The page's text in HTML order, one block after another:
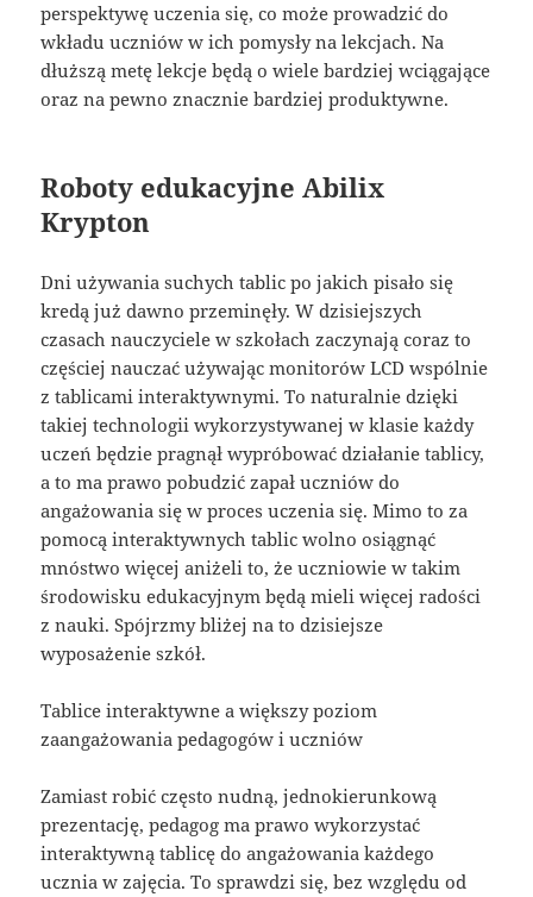
perspektywę uczenia się, co może prowadzić do
wkładu uczniów w ich pomysły na lekcjach. Na
dłuższą metę lekcje będą o wiele bardziej wciągające
oraz na pewno znacznie bardziej produktywne.
Roboty edukacyjne Abilix
Krypton
Dni używania suchych tablic po jakich pisało się
kredą już dawno przeminęły. W dzisiejszych
czasach nauczyciele w szkołach zaczynają coraz to
częściej nauczać używając monitorów LCD wspólnie
z tablicami interaktywnymi. To naturalnie dzięki
takiej technologii wykorzystywanej w klasie każdy
uczeń będzie pragnął wypróbować działanie tablicy,
a to ma prawo pobudzić zapał uczniów do
angażowania się w proces uczenia się. Mimo to za
pomocą interaktywnych tablic wolno osiągnąć
mnóstwo więcej aniżeli to, że uczniowie w takim
środowisku edukacyjnym będą mieli więcej radości
z nauki. Spójrzmy bliżej na to dzisiejsze
wyposażenie szkół.
Tablice interaktywne a większy poziom
zaangażowania pedagogów i uczniów
Zamiast robić często nudną, jednokierunkową
prezentację, pedagog ma prawo wykorzystać
interaktywną tablicę do angażowania każdego
ucznia w zajęcia. To sprawdzi się, bez względu od